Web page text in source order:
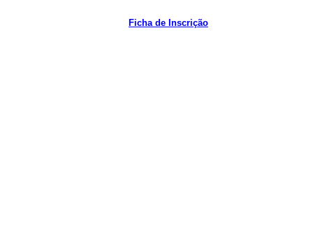
Ficha de Inscrição